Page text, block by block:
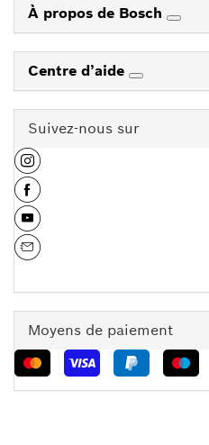
À propos de Bosch
Centre d’aide
Suivez-nous sur
Moyens de paiement